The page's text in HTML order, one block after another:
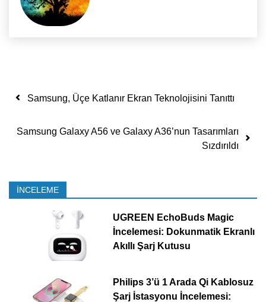
Yazı dolaşımı
Samsung, Üçe Katlanır Ekran Teknolojisini Tanıttı
Samsung Galaxy A56 ve Galaxy A36’nun Tasarımları
Sızdırıldı
İNCELEME
UGREEN EchoBuds Magic
İncelemesi: Dokunmatik Ekranlı
Akıllı Şarj Kutusu
Philips 3’ü 1 Arada Qi Kablosuz
Şarj İstasyonu İncelemesi: